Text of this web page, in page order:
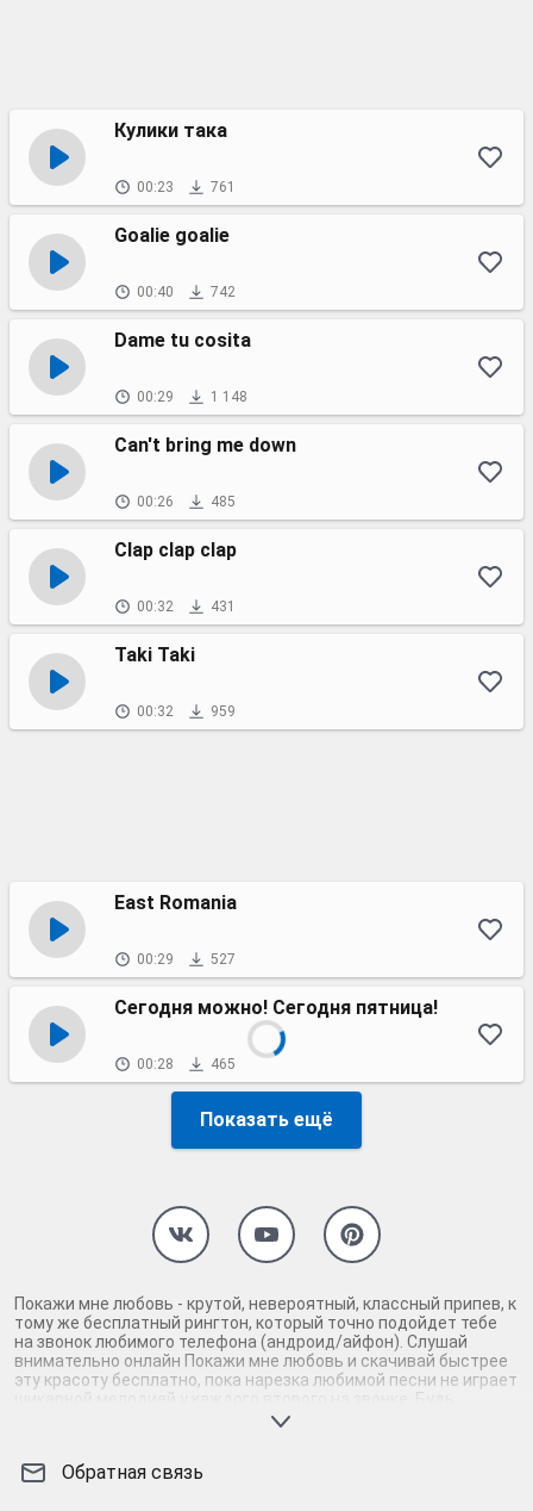
Кулики така
00:23 761
Goalie goalie
00:40 742
Dame tu cosita
00:29 1 148
Can't bring me down
00:26 485
Clap clap clap
00:32 431
Taki Taki
00:32 959
East Romania
00:29 527
Сегодня можно! Сегодня пятница!
00:28 465
Показать ещё
Покажи мне любовь - крутой, невероятный, классный припев, к
тому же бесплатный рингтон, который точно подойдет тебе
на звонок любимого телефона (андроид/айфон). Слушай
внимательно онлайн Покажи мне любовь и скачивай быстрее
эту красоту бесплатно, пока нарезка любимой песни не играет
шикарной мелодией у каждого второго на звонке. Будь
первым, кто скачает бесплатно сей шедевр музыки и оценит
нарезку mp3 песни на звонок телефона, ну, или m4r мелодию
Обратная связь